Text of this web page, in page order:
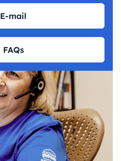
E-mail
FAQs